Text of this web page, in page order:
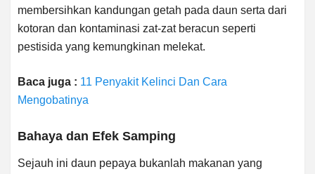
membersihkan kandungan getah pada daun serta dari
kotoran dan kontaminasi zat-zat beracun seperti
pestisida yang kemungkinan melekat.
Baca juga : 11 Penyakit Kelinci Dan Cara
Mengobatinya
Bahaya dan Efek Samping
Sejauh ini daun pepaya bukanlah makanan yang